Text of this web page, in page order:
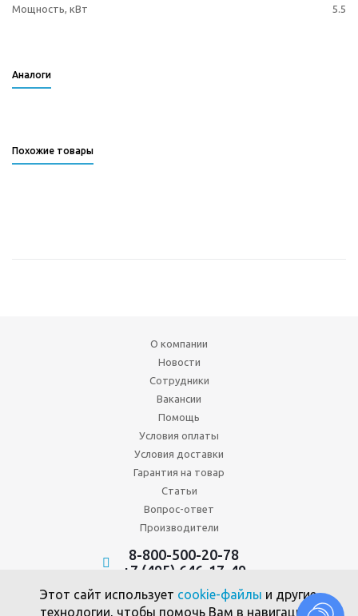
Мощность, кВт
5.5
Аналоги
Похожие товары
О компании
Новости
Сотрудники
Вакансии
Помощь
Условия оплаты
Условия доставки
Гарантия на товар
Статьи
Вопрос-ответ
Производители
8-800-500-20-78
+7 (495) 646-17-49
Политика конфиденциальности
Пользовательское соглашение
Этот сайт использует cookie-файлы и другие
технологии, чтобы помочь Вам в навигации,